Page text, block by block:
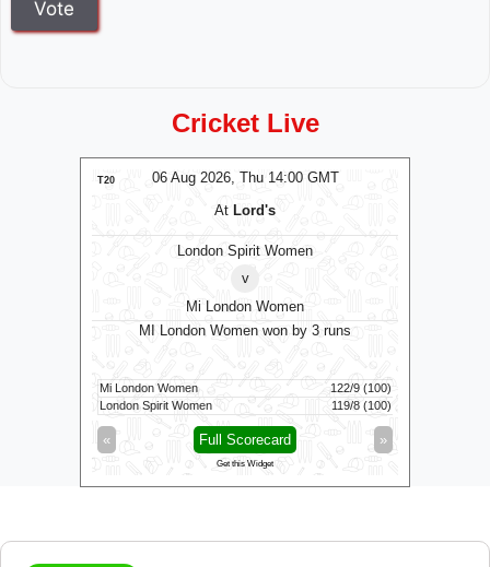
Cricket Live
06 Aug 2026, Thu 14:00 GMT
T20
At Lord's
London Spirit Women
v
Mi London Women
MI London Women won by 3 runs
Mi London Women
122/9 (100)
London Spirit Women
119/8 (100)
« »
Full Scorecard
Get this Widget